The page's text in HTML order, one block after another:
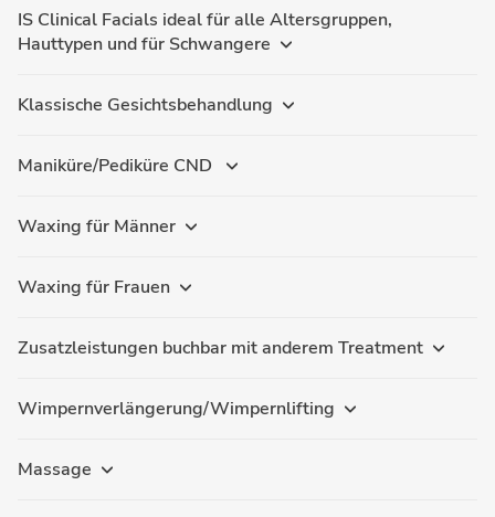
IS Clinical Facials ideal für alle Altersgruppen,
Hauttypen und für Schwangere
Klassische Gesichtsbehandlung
Maniküre/Pediküre CND
Waxing für Männer
Waxing für Frauen
Zusatzleistungen buchbar mit anderem Treatment
Wimpernverlängerung/Wimpernlifting
Massage